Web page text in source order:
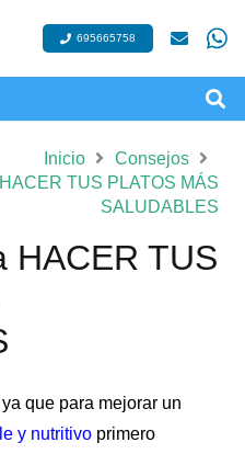
695665758
Inicio
Consejos
TUS PLATOS MÁS
SALUDABLES
HACER TUS
que para mejorar un
y nutritivo primero